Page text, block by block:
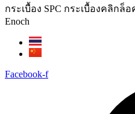
Skip
to
content
กระเบื้อง SPC กระเบื้องคลิกล็
Enoch
Facebook-f